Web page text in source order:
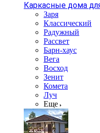
Каркасные дома
Заря
Классический
Радужный
Рассвет
Барн-хаус
Вега
Восход
Зенит
Комета
Луч
Еще